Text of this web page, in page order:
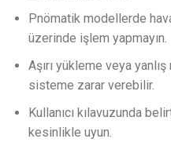
Pnömatik modellerde
üzerinde işlem yapmayın.
Aşırı yükleme veya
sisteme zarar verebilir.
Kullanıcı kılavuzunda
kesinlikle uyun.